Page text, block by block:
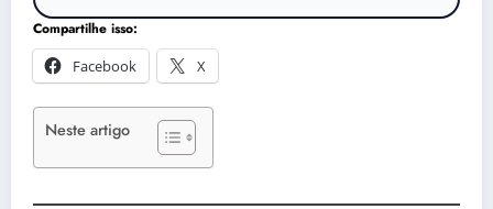
Compartilhe isso:
Facebook
X
Neste artigo